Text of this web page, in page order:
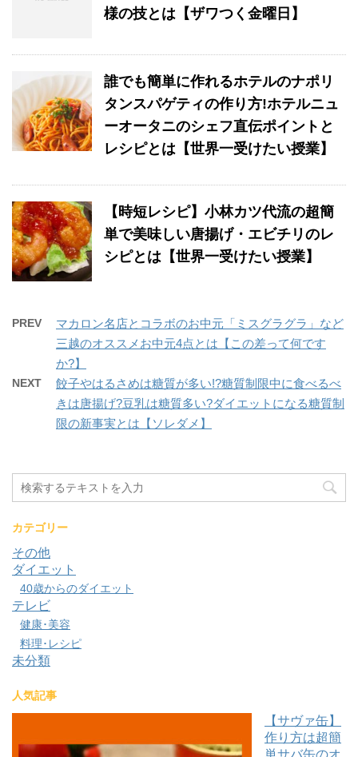
様の技とは【ザワつく金曜日】
誰でも簡単に作れるホテルのナポリ
タンスパゲティの作り方!ホテルニュ
ーオータニのシェフ直伝ポイントと
レシピとは【世界一受けたい授業】
【時短レシピ】小林カツ代流の超簡
単で美味しい唐揚げ・エビチリのレ
シピとは【世界一受けたい授業】
PREV
マカロン名店とコラボのお中元「ミスグラグラ」など
三越のオススメお中元4点とは【この差って何です
か?】
NEXT
餃子やはるさめは糖質が多い!?糖質制限中に食べるべ
きは唐揚げ?豆乳は糖質多い?ダイエットになる糖質制
限の新事実とは【ソレダメ】
カテゴリー
その他
ダイエット
40歳からのダイエット
テレビ
健康･美容
料理･レシピ
未分類
人気記事
【サヴァ缶】
作り方は超簡
単サバ缶のオ